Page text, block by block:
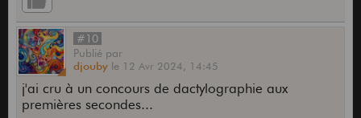
#10
Publié par
djouby le 12 Avr 2024, 14:45
j'ai cru à un concours de dactylographie aux
premières secondes...